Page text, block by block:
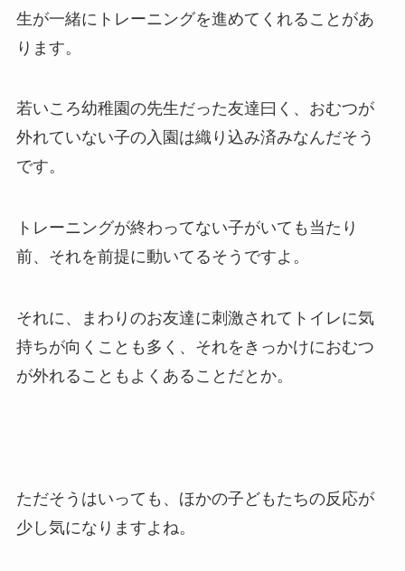
生が一緒にトレーニングを進めてくれることがあ
ります。
若いころ幼稚園の先生だった友達曰く、おむつが
外れていない子の入園は織り込み済みなんだそう
です。
トレーニングが終わってない子がいても当たり
前、それを前提に動いてるそうですよ。
それに、まわりのお友達に刺激されてトイレに気
持ちが向くことも多く、それをきっかけにおむつ
が外れることもよくあることだとか。
ただそうはいっても、ほかの子どもたちの反応が
少し気になりますよね。